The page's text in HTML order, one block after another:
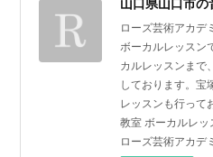
ローズ芸術アカデ
ボーカルレッスン
カルレッスンまで
しております。宝
レッスンも行って
教室 ボーカルレッ
ローズ芸術アカデ